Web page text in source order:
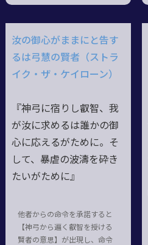
汝の御心がままにと告す
るは弓慧の賢者（ストラ
イク・ザ・ケイローン）
『神弓に宿りし叡智、我
が汝に求めるは誰かの御
心に応えるがために。そ
して、暴虐の波濤を砕き
たいがために』
他者からの命令を承諾すると
【神弓から遍く叡智を授ける
賢者の意思】が出現し、命令